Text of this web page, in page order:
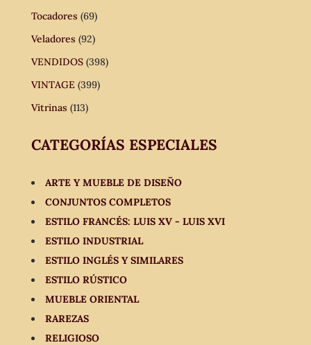
Tocadores (69)
Veladores (92)
VENDIDOS (398)
VINTAGE (399)
Vitrinas (113)
CATEGORÍAS ESPECIALES
ARTE Y MUEBLE DE DISEÑO
CONJUNTOS COMPLETOS
ESTILO FRANCÉS: LUIS XV - LUIS XVI
ESTILO INDUSTRIAL
ESTILO INGLÉS Y SIMILARES
ESTILO RÚSTICO
MUEBLE ORIENTAL
RAREZAS
RELIGIOSO